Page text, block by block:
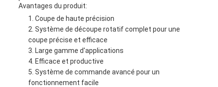
Avantages du produit:
Coupe de haute précision
Système de découpe rotatif complet pour une
coupe précise et efficace
Large gamme d'applications
Efficace et productive
Système de commande avancé pour un
fonctionnement facile